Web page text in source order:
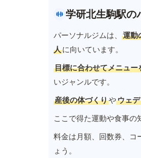
学研北生駒駅の
パーソナルジムは、 運動
人に向いています。
目標に合わせてメニュー
いジャンルです。
産後の体づくりやウェ
ここで得た運動や食事の
料金は月額、回数券、コ
ょう。